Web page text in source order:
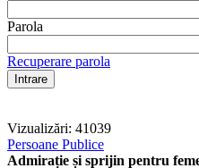
Parola
Recuperare parola
Vizualizări: 41039
Persoane Publice
Admirație și sprijin pentru